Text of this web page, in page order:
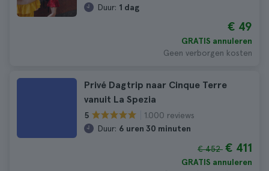
Duur: 1 dag
€ 49
GRATIS annuleren
Geen verborgen kosten
Privé Dagtrip naar Cinque Terre
vanuit La Spezia
5
1.000 reviews
Duur: 6 uren 30 minuten
€ 452 € 411
GRATIS annuleren